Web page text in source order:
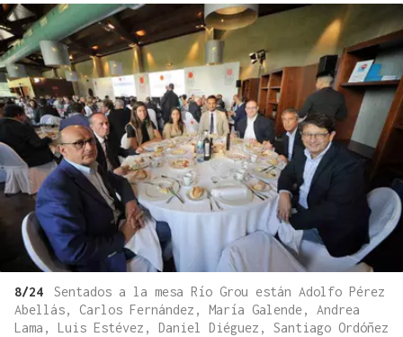
8/24
Sentados a la mesa Río Grou están Adolfo Pérez
Abellás, Carlos Fernández, María Galende, Andrea
Lama, Luis Estévez, Daniel Diéguez, Santiago Ordóñez